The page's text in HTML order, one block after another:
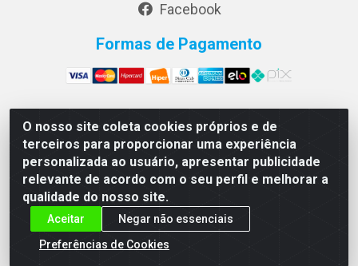
O nosso site coleta cookies próprios e de
terceiros para proporcionar uma experiência
personalizada ao usuário, apresentar publicidade
relevante de acordo com o seu perfil e melhorar a
qualidade do nosso site.
Aceitar
Negar não essenciais
Preferências de Cookies
Facebook
Formas de Pagamento
Focus Distribuidora LTDA - Rua Republica Eslovaca, 1121
- Muribeca, Jaboatão dos Guararapes/PE - CEP 54350-
195 - CNPJ 10.960.053/0001-08